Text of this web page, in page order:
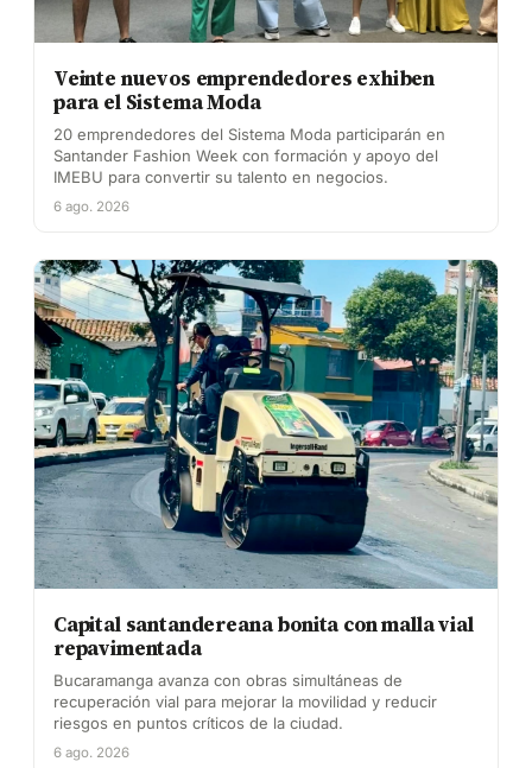
Veinte nuevos emprendedores exhiben
para el Sistema Moda
20 emprendedores del Sistema Moda participarán en
Santander Fashion Week con formación y apoyo del
IMEBU para convertir su talento en negocios.
6 ago. 2026
Capital santandereana bonita con malla vial
repavimentada
Bucaramanga avanza con obras simultáneas de
recuperación vial para mejorar la movilidad y reducir
riesgos en puntos críticos de la ciudad.
6 ago. 2026